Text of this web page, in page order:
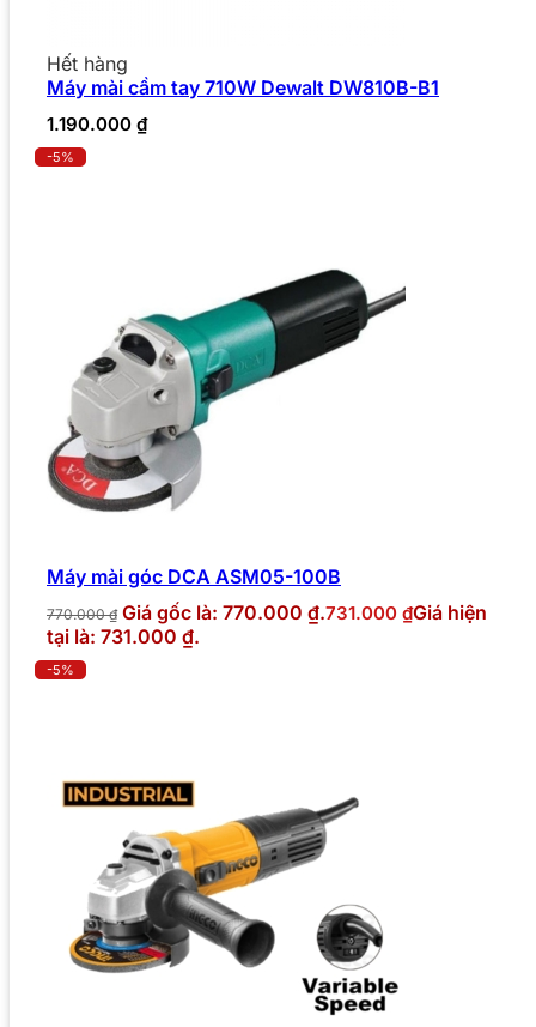
Hết hàng
Máy mài cầm tay 710W Dewalt DW810B-B1
1.190.000 ₫
-5%
Máy mài góc DCA ASM05-100B
770.000₫ Giá gốc là: 770.000 ₫.731.000 ₫Giá hiện
tại là: 731.000 ₫.
-5%